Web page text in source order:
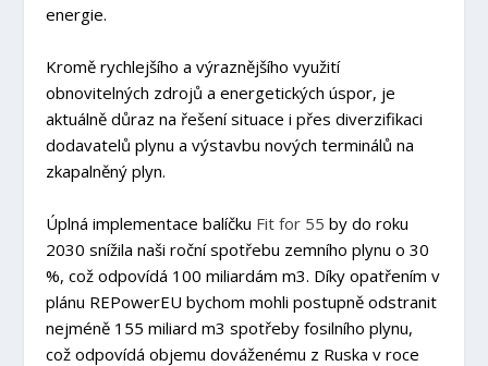
energie.
Kromě rychlejšího a výraznějšího využití
obnovitelných zdrojů a energetických úspor, je
aktuálně důraz na řešení situace i přes diverzifikaci
dodavatelů plynu a výstavbu nových terminálů na
zkapalněný plyn.
Úplná implementace balíčku Fit for 55 by do roku
2030 snížila naši roční spotřebu zemního plynu o 30
%, což odpovídá 100 miliardám m3. Díky opatřením v
plánu REPowerEU bychom mohli postupně odstranit
nejméně 155 miliard m3 spotřeby fosilního plynu,
což odpovídá objemu dováženému z Ruska v roce